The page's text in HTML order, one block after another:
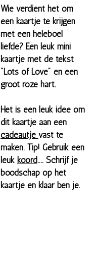
Wie verdient het om
een kaartje te krijgen
met een heleboel
liefde? Een leuk mini
kaartje met de tekst
"Lots of Love" en een
groot roze hart.
Het is een leuk idee om
dit kaartje aan een
cadeautje vast te
maken. Tip! Gebruik een
leuk koord.... Schrijf je
boodschap op het
kaartje en klaar ben je.